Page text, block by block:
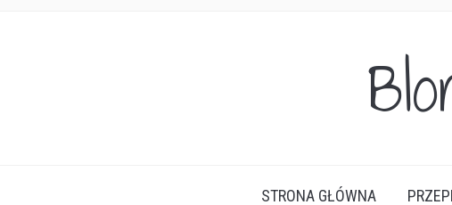
STRONA GŁÓWNA